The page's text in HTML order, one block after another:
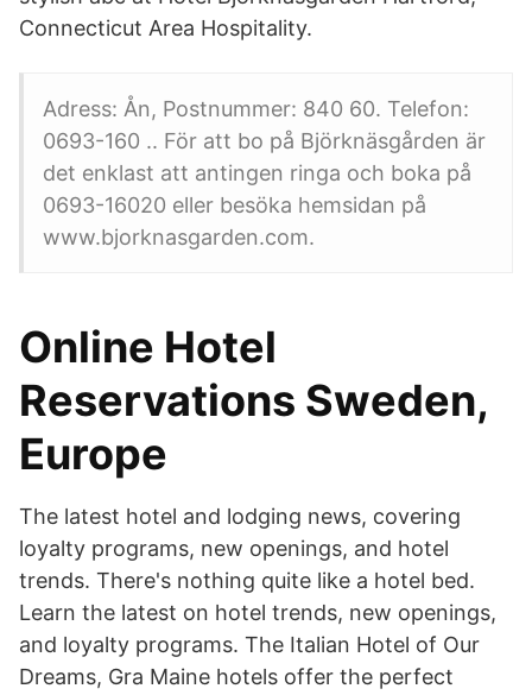
Connecticut Area Hospitality.
Adress: Ån, Postnummer: 840 60. Telefon:
0693-160 .. För att bo på Björknäsgården är
det enklast att antingen ringa och boka på
0693-16020 eller besöka hemsidan på
www.bjorknasgarden.com.
Online Hotel
Reservations Sweden,
Europe
The latest hotel and lodging news, covering
loyalty programs, new openings, and hotel
trends. There's nothing quite like a hotel bed.
Learn the latest on hotel trends, new openings,
and loyalty programs. The Italian Hotel of Our
Dreams, Gra Maine hotels offer the perfect